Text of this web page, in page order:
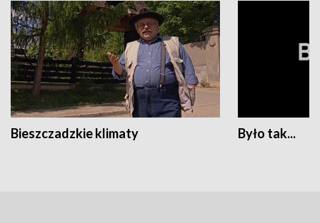
Bieszczadzkie klimaty Było tak...